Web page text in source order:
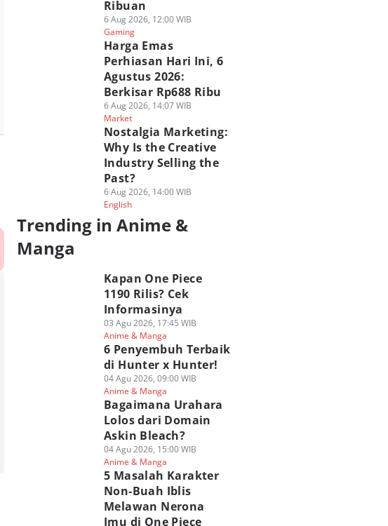
Ribuan
6 Aug 2026, 12:00 WIB
Gaming
Harga Emas
Perhiasan Hari Ini, 6
Agustus 2026:
Berkisar Rp688 Ribu
6 Aug 2026, 14:07 WIB
Market
Nostalgia Marketing:
Why Is the Creative
Industry Selling the
Past?
6 Aug 2026, 14:00 WIB
English
Trending in Anime &
Manga
Kapan One Piece
1190 Rilis? Cek
Informasinya
03 Agu 2026, 17:45 WIB
Anime & Manga
6 Penyembuh Terbaik
di Hunter x Hunter!
04 Agu 2026, 09:00 WIB
Anime & Manga
Bagaimana Urahara
Lolos dari Domain
Askin Bleach?
04 Agu 2026, 15:00 WIB
Anime & Manga
5 Masalah Karakter
Non-Buah Iblis
Melawan Nerona
Imu di One Piece